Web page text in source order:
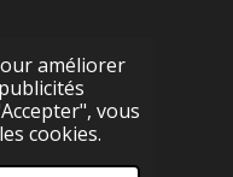
améliorer
vous
cookies.